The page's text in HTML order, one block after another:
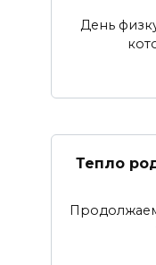
День
Тепло